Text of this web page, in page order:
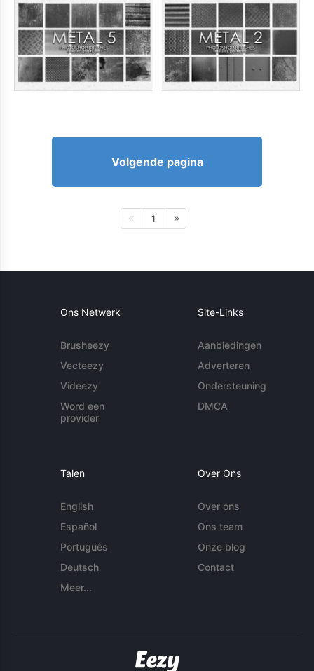
Volgende pagina
1
Ons Netwerk
Brusheezy
Vecteezy
Videezy
Word een
provider
Site-Links
Aanbiedingen
Adverteren
Ondersteuning
DMCA
Talen
English
Español
Português
Deutsch
Meer...
Over Ons
Over ons
Ons team
Onze blog
Contact